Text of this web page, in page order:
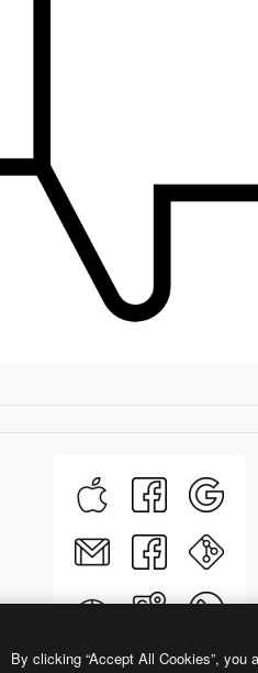
Pictogramer Outline
By clicking “Accept All Cookies”,